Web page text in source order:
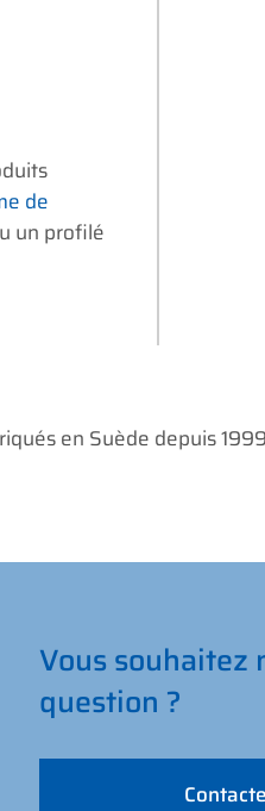
de
un profilé
en Suède depuis 1999
Vous souhaitez
question ?